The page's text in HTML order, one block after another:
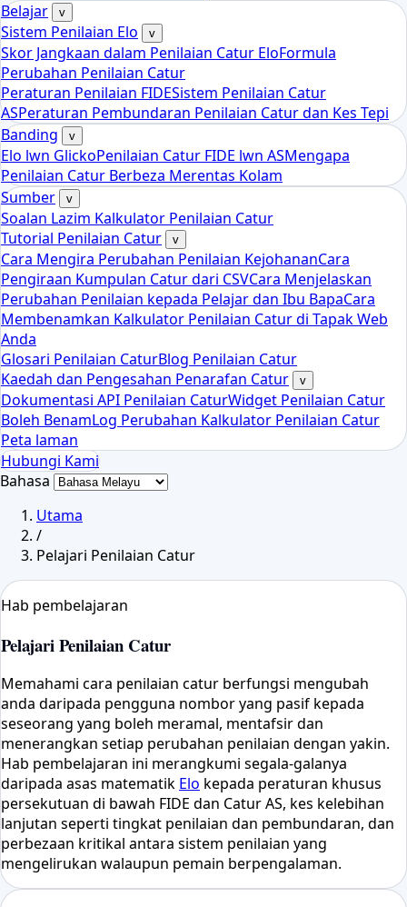
Belajar
v
Sistem Penilaian Elo v
Skor Jangkaan dalam Penilaian Catur EloFormula
Perubahan Penilaian Catur
Peraturan Penilaian FIDESistem Penilaian Catur
ASPeraturan Pembundaran Penilaian Catur dan Kes Tepi
Banding
v
Elo lwn GlickoPenilaian Catur FIDE lwn ASMengapa
Penilaian Catur Berbeza Merentas Kolam
Sumber
v
Soalan Lazim Kalkulator Penilaian Catur
Tutorial Penilaian Catur
v
Cara Mengira Perubahan Penilaian KejohananCara
Pengiraan Kumpulan Catur dari CSVCara Menjelaskan
Perubahan Penilaian kepada Pelajar dan Ibu BapaCara
Membenamkan Kalkulator Penilaian Catur di Tapak Web
Anda
Glosari Penilaian CaturBlog Penilaian Catur
Kaedah dan Pengesahan Penarafan Catur
v
Dokumentasi API Penilaian CaturWidget Penilaian Catur
Boleh BenamLog Perubahan Kalkulator Penilaian Catur
Peta laman
Hubungi Kami
Bahasa
Utama
/
Pelajari Penilaian Catur
Hab pembelajaran
Pelajari Penilaian Catur
Memahami cara penilaian catur berfungsi mengubah
anda daripada pengguna nombor yang pasif kepada
seseorang yang boleh meramal, mentafsir dan
menerangkan setiap perubahan penilaian dengan yakin.
Hab pembelajaran ini merangkumi segala-galanya
daripada asas matematik Elo kepada peraturan khusus
persekutuan di bawah FIDE dan Catur AS, kes kelebihan
lanjutan seperti tingkat penilaian dan pembundaran, dan
perbezaan kritikal antara sistem penilaian yang
mengelirukan walaupun pemain berpengalaman.